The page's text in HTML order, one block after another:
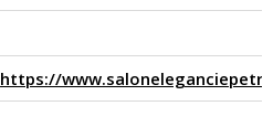
https://